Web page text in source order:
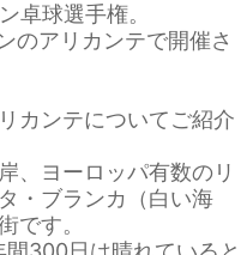
卓球選手権。
のアリカンテで開催さ
カンテについてご紹介
、ヨーロッパ有数のリ
・ブランカ（白い海
です。